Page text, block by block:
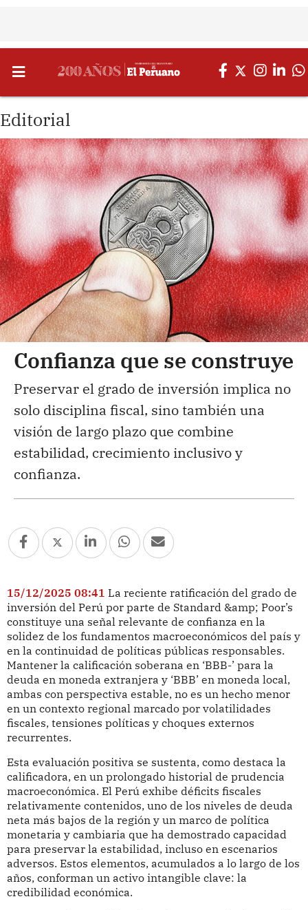
Editorial
Confianza que se construye
Preservar el grado de inversión implica no
solo disciplina fiscal, sino también una
visión de largo plazo que combine
estabilidad, crecimiento inclusivo y
confianza.
15/12/2025 08:41 La reciente ratificación del grado de
inversión del Perú por parte de Standard &amp; Poor’s
constituye una señal relevante de confianza en la
solidez de los fundamentos macroeconómicos del país y
en la continuidad de políticas públicas responsables.
Mantener la calificación soberana en ‘BBB-’ para la
deuda en moneda extranjera y ‘BBB’ en moneda local,
ambas con perspectiva estable, no es un hecho menor
en un contexto regional marcado por volatilidades
fiscales, tensiones políticas y choques externos
recurrentes.
Esta evaluación positiva se sustenta, como destaca la
calificadora, en un prolongado historial de prudencia
macroeconómica. El Perú exhibe déficits fiscales
relativamente contenidos, uno de los niveles de deuda
neta más bajos de la región y un marco de política
monetaria y cambiaria que ha demostrado capacidad
para preservar la estabilidad, incluso en escenarios
adversos. Estos elementos, acumulados a lo largo de los
años, conforman un activo intangible clave: la
credibilidad económica.